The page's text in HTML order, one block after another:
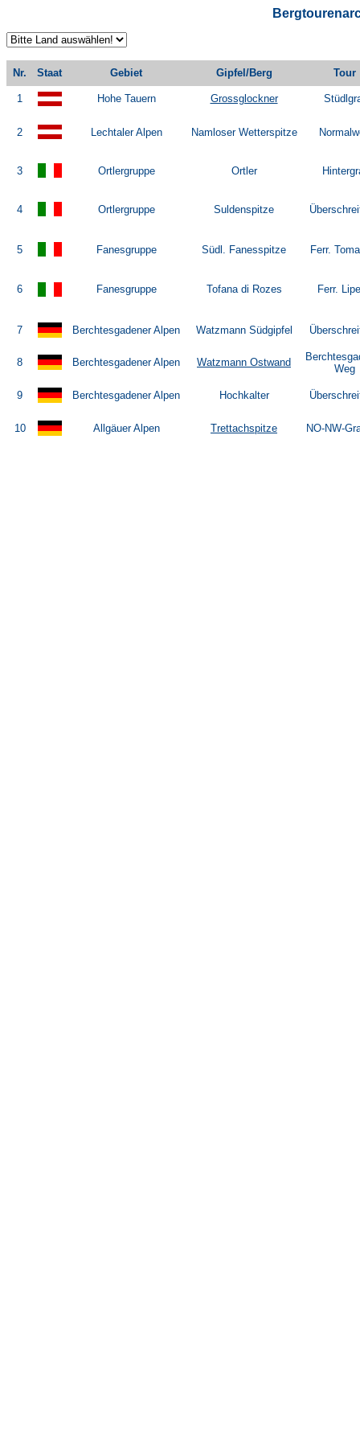
Nr. Staat Gebiet Gipfel/Berg Tour
1 Hohe Tauern Grossglockner
2 Lechtaler Alpen Namloser Wetterspitze
3 Ortlergruppe Ortler
4 Ortlergruppe Suldenspitze
5 Fanesgruppe Südl. Fanesspitze Ferr.
6 Fanesgruppe Tofana di Rozes Ferr.
7 Berchtesgadener Alpen Watzmann Südgipfel
8 Berchtesgadener Alpen Watzmann Ostwand
Weg
9 Berchtesgadener Alpen Hochkalter
10 Allgäuer Alpen Trettachspitze NO-NW-